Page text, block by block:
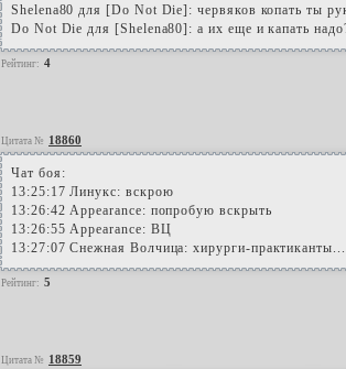
Shelena80 для [Do Not Die]: червяков копать ты
Do Not Die для [Shelena80]: а их еще и капать
Рейтинг: 4
Цитата № 18860
Чат боя:
13:25:17 Линукс: вскрою
13:26:42 Appearance: попробую вскрыть
13:26:55 Appearance: ВЦ
13:27:07 Снежная Волчица: хирурги-практиканты...
Рейтинг: 5
Цитата № 18859